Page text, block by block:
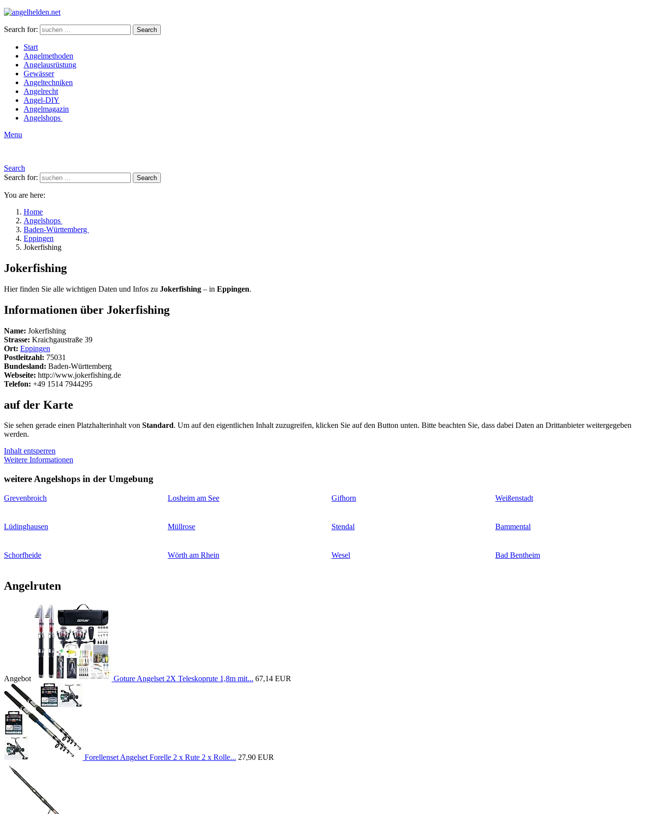
Search for: Search
Start
Angelmethoden
Angelausrüstung
Gewässer
Angeltechniken
Angelrecht
Angel-DIY
Angelmagazin
Angelshops
Menu
Search
Search for:
Search
You are here:
Home
Angelshops
Baden-Württemberg
Eppingen
Jokerfishing
Jokerfishing
Hier finden Sie alle wichtigen Daten und Infos zu Jokerfishing – in Eppingen.
Informationen über Jokerfishing
Name: Jokerfishing
Strasse: Kraichgaustraße 39
Ort: Eppingen
Postleitzahl: 75031
Bundesland: Baden-Württemberg
Webseite: http://www.jokerfishing.de
Telefon: +49 1514 7944295
auf der Karte
Sie sehen gerade einen Platzhalterinhalt von Standard. Um auf den eigentlichen Inhalt zuzugreifen, klicken Sie auf den Button unten. Bitte beachten Sie, dass dabei Daten an Drittanbieter weitergegeben
werden.
Inhalt entsperren
Weitere Informationen
weitere Angelshops in der Umgebung
Grevenbroich Losheim am See Gifhorn Weißenstadt
Lüdinghausen Müllrose Stendal Bammental
Schorfheide Wörth am Rhein Wesel Bad Bentheim
Angelruten
Angebot Goture Angelset 2X Teleskoprute 1,8m mit... 67,14 EUR
Forellenset Angelset Forelle 2 x Rute 2 x Rolle... 27,90 EUR